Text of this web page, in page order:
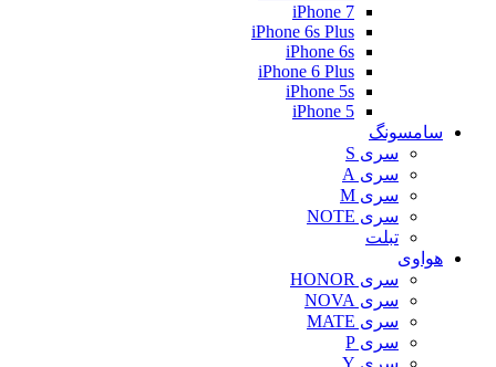
iPhone 7
iPhone 6s Plus
iPhone 6s
iPhone 6 Plus
iPhone 5s
iPhone 5
سامسونگ
سری S
سری A
سری M
سری NOTE
تبلت
هواوی
سری HONOR
سری NOVA
سری MATE
سری P